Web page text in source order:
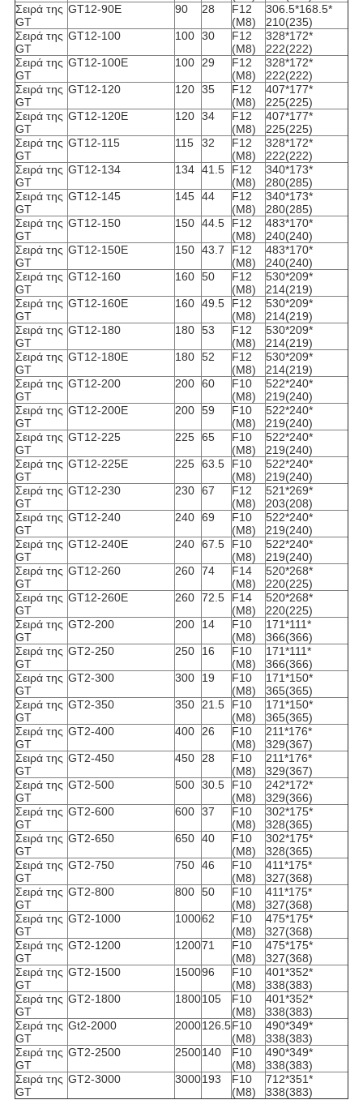
Σειρά της
GT
GT12-90E 90 28
F12
(M8)
306.5*168.5*
210(235)
Σειρά της
GT
GT12-100 100 30
F12
(M8)
328*172*
222(222)
Σειρά της
GT
GT12-100E 100 29
F12
(M8)
328*172*
222(222)
Σειρά της
GT
GT12-120 120 35
F12
(M8)
407*177*
225(225)
Σειρά της
GT
GT12-120E 120 34
F12
(M8)
407*177*
225(225)
Σειρά της
GT
GT12-115 115 32
F12
(M8)
328*172*
222(222)
Σειρά της
GT
GT12-134 134 41.5
F12
(M8)
340*173*
280(285)
Σειρά της
GT
GT12-145 145 44
F12
(M8)
340*173*
280(285)
Σειρά της
GT
GT12-150 150 44.5
F12
(M8)
483*170*
240(240)
Σειρά της
GT
GT12-150E 150 43.7
F12
(M8)
483*170*
240(240)
Σειρά της
GT
GT12-160 160 50
F12
(M8)
530*209*
214(219)
Σειρά της
GT
GT12-160E 160 49.5
F12
(M8)
530*209*
214(219)
Σειρά της
GT
GT12-180 180 53
F12
(M8)
530*209*
214(219)
Σειρά της
GT
GT12-180E 180 52
F12
(M8)
530*209*
214(219)
Σειρά της
GT
GT12-200 200 60
F10
(M8)
522*240*
219(240)
Σειρά της
GT
GT12-200E 200 59
F10
(M8)
522*240*
219(240)
Σειρά της
GT
GT12-225 225 65
F10
(M8)
522*240*
219(240)
Σειρά της
GT
GT12-225E 225 63.5
F10
(M8)
522*240*
219(240)
Σειρά της
GT
GT12-230 230 67
F12
(M8)
521*269*
203(208)
Σειρά της
GT
GT12-240 240 69
F10
(M8)
522*240*
219(240)
Σειρά της
GT
GT12-240E 240 67.5
F10
(M8)
522*240*
219(240)
Σειρά της
GT
GT12-260 260 74
F14
(M8)
520*268*
220(225)
Σειρά της
GT
GT12-260E 260 72.5
F14
(M8)
520*268*
220(225)
Σειρά της
GT
GT2-200 200 14
F10
(M8)
171*111*
366(366)
Σειρά της
GT
GT2-250 250 16
F10
(M8)
171*111*
366(366)
Σειρά της
GT
GT2-300 300 19
F10
(M8)
171*150*
365(365)
Σειρά της
GT
GT2-350 350 21.5
F10
(M8)
171*150*
365(365)
Σειρά της
GT
GT2-400 400 26
F10
(M8)
211*176*
329(367)
Σειρά της
GT
GT2-450 450 28
F10
(M8)
211*176*
329(367)
Σειρά της
GT
GT2-500 500 30.5
F10
(M8)
242*172*
329(366)
Σειρά της
GT
GT2-600 600 37
F10
(M8)
302*175*
328(365)
Σειρά της
GT
GT2-650 650 40
F10
(M8)
302*175*
328(365)
Σειρά της
GT
GT2-750 750 46
F10
(M8)
411*175*
327(368)
Σειρά της
GT
GT2-800 800 50
F10
(M8)
411*175*
327(368)
Σειρά της
GT
GT2-1000 100062
F10
(M8)
475*175*
327(368)
Σειρά της
GT
GT2-1200 120071
F10
(M8)
475*175*
327(368)
Σειρά της
GT
GT2-1500 150096
F10
(M8)
401*352*
338(383)
Σειρά της
GT
GT2-1800 1800105
F10
(M8)
401*352*
338(383)
Σειρά της
GT
Gt2-2000 2000126.5F10
(M8)
490*349*
338(383)
Σειρά της
GT
GT2-2500 2500140
F10
(M8)
490*349*
338(383)
Σειρά της
GT
GT2-3000 3000193
F10
(M8)
712*351*
338(383)